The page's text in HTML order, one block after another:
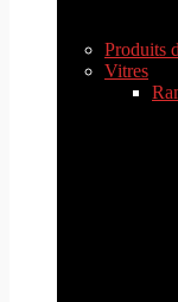
Produits
Vitres